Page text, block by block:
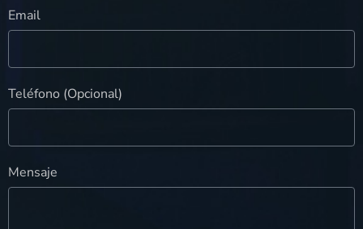
Email
Teléfono (Opcional)
Mensaje